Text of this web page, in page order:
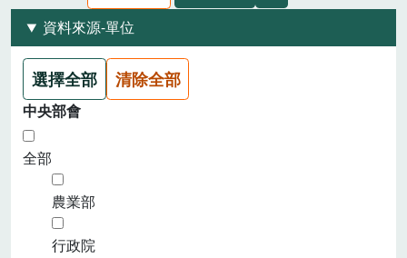
資料來源-單位
選擇全部 清除全部
中央部會
全部
農業部
行政院